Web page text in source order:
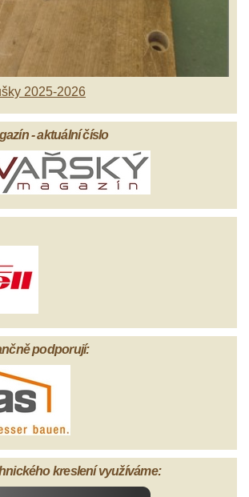
2025-2026
- aktuální číslo
podporují:
kreslení využíváme: